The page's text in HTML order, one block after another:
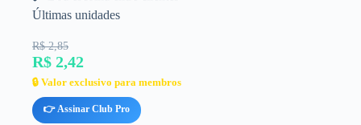
Últimas unidades
R$ 2,85
R$ 2,42
🔒 Valor exclusivo para membros
👉 Assinar Club Pro